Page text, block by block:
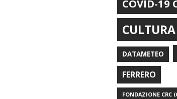
COVID-19
CULTURA
DATAMETEO
FERRERO
FONDAZIONE CRC